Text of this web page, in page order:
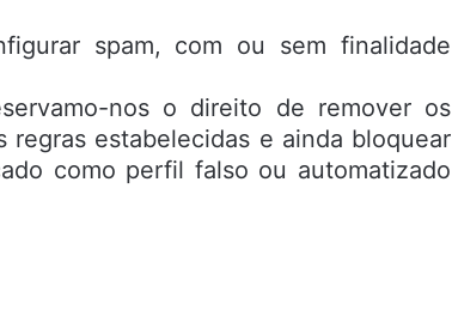
spam, com ou sem finalidade
nos o direito de remover os
estabelecidas e ainda bloquear
como perfil falso ou automatizado